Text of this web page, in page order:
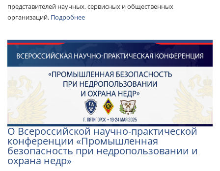
представителей научных, сервисных и общественных
организаций. Подробнее
О Всероссийской научно-практической
конференции «Промышленная
безопасность при недропользовании и
охрана недр»